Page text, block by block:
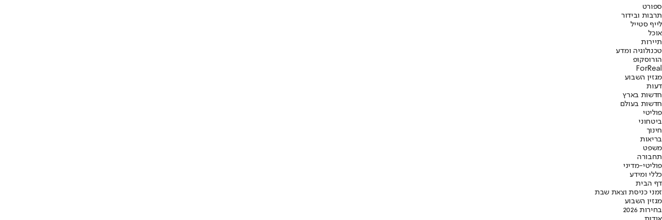
ספורט
תרבות ובידור
לייף סטייל
אוכל
תיירות
טכנולוגיה ומדע
הורוסקופ
ForReal
מגזין השבוע
דעות
חדשות בארץ
חדשות בעולם
פוליטי
ביטחוני
חינוך
בריאות
משפט
תחבורה
פוליטי-מדיני
כללי ומידע
דף הבית
זמני כניסת וצאת שבת
מגזין השבוע
בחירות 2026